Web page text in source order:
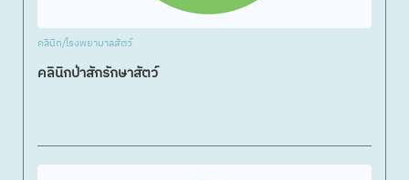
คลินิก/โรงพยาบาลสัตว์
คลินิกป่าสักรักษาสัตว์